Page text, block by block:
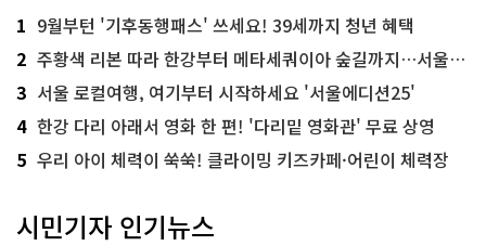
1 9월부턴 '기후동행패스' 쓰세요! 39세까지 청년 혜택
2 주황색 리본 따라 한강부터 메타세쿼이아 숲길까지…서울둘레길 15코스
3 서울 로컬여행, 여기부터 시작하세요 '서울에디션25'
4 한강 다리 아래서 영화 한 편! '다리밑 영화관' 무료 상영
5 우리 아이 체력이 쑥쑥! 클라이밍 키즈카페·어린이 체력장
시민기자 인기뉴스